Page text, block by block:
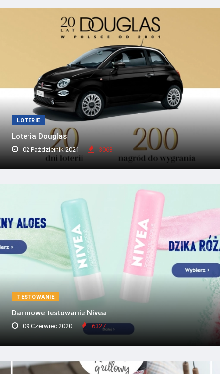
LOTERIE
Loteria Douglas
02 Październik 2021 3068
TESTOWANIE
Darmowe testowanie Nivea
09 Czerwiec 2020 6327